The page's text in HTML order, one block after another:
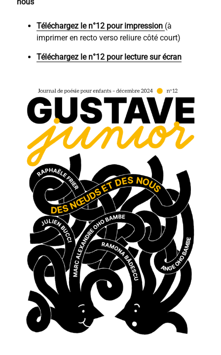
Téléchargez le n°12 pour impression (à
imprimer en recto verso reliure côté court)
Téléchargez le n°12 pour lecture sur écran